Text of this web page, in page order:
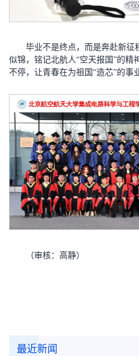
毕业不是终点，而是奔赴新征
似锦，铭记北航人“空天报国”的精
不停，让青春在为祖国“造芯”的事
（审核：高静）
最近新闻